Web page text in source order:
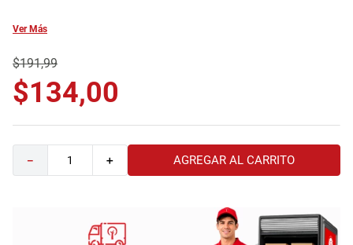
Ver Más
$191,99
$134,00
＋
－ AGREGAR AL CARRITO
10
camas